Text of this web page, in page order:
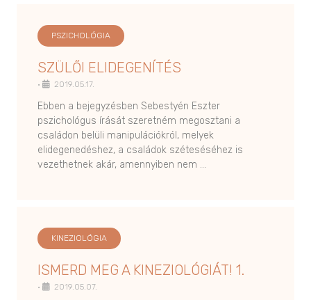
PSZICHOLÓGIA
SZÜLŐI ELIDEGENÍTÉS
• 2019.05.17.
Ebben a bejegyzésben Sebestyén Eszter
pszichológus írását szeretném megosztani a
családon belüli manipulációkról, melyek
elidegenedéshez, a családok széteséséhez is
vezethetnek akár, amennyiben nem …
KINEZIOLÓGIA
ISMERD MEG A KINEZIOLÓGIÁT! 1.
• 2019.05.07.